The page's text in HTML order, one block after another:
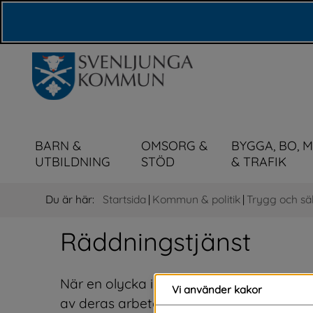
BARN &
UTBILDNING
OMSORG &
STÖD
BYGGA, BO,
& TRAFIK
Du är här: Startsida | Kommun & politik | Trygg och
Räddningstjänst
När en olycka inträffar i vardagen är
av deras arbete består också av att
Vi använder kakor